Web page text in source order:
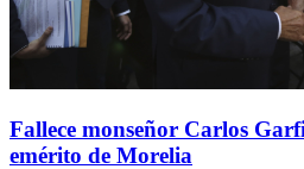
Fallece monseñor Carlos
emérito de Morelia